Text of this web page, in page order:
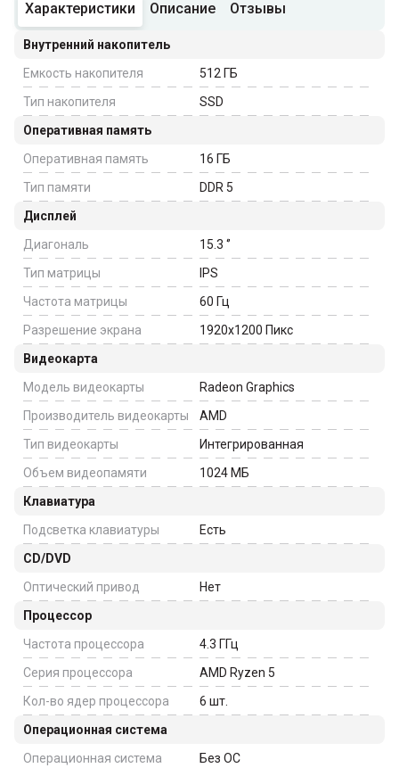
Характеристики Описание Отзывы
Внутренний накопитель
Емкость накопителя
512 ГБ
Тип накопителя
SSD
Оперативная память
Оперативная память
16 ГБ
Тип памяти
DDR 5
Дисплей
Диагональ
15.3 ‘’
Тип матрицы
IPS
Частота матрицы
60 Гц
Разрешение экрана
1920x1200 Пикс
Видеокарта
Модель видеокарты
Radeon Graphics
Производитель видеокарты
AMD
Тип видеокарты
Интегрированная
Объем видеопамяти
1024 МБ
Клавиатура
Подсветка клавиатуры
Есть
CD/DVD
Оптический привод
Нет
Процессор
Частота процессора
4.3 ГГц
Серия процессора
AMD Ryzen 5
Кол-во ядер процессора
6 шт.
Операционная система
Операционная система
Без ОС